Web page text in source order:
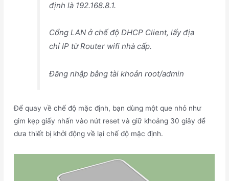
định là 192.168.8.1.
Cổng LAN ở chế độ DHCP Client, lấy địa
chỉ IP từ Router wifi nhà cấp.
Đăng nhập bằng tài khoản root/admin
Để quay về chế độ mặc định, bạn dùng một que nhỏ như
gim kẹp giấy nhấn vào nút reset và giữ khoảng 30 giây để
dưa thiết bị khởi động về lại chế độ mặc định.